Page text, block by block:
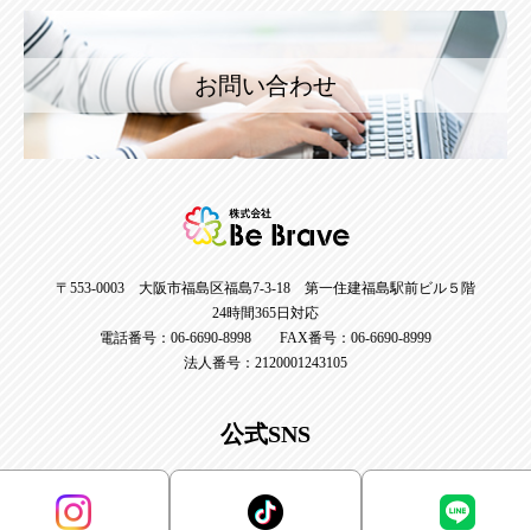
お問い合わせ
〒553-0003 大阪市福島区福島7-3-18 第一住建福島駅前ビル５階
24時間365日対応
電話番号：06-6690-8998 FAX番号：06-6690-8999
法人番号：2120001243105
公式SNS